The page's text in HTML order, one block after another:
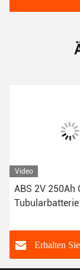
Video
ABS 2V 250Ah
Erhalten